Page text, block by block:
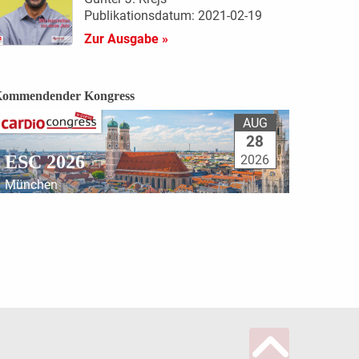
Publikationsdatum: 2021-02-19
Zur Ausgabe »
Kongress
ESC 2026
München
AUG
28
2026